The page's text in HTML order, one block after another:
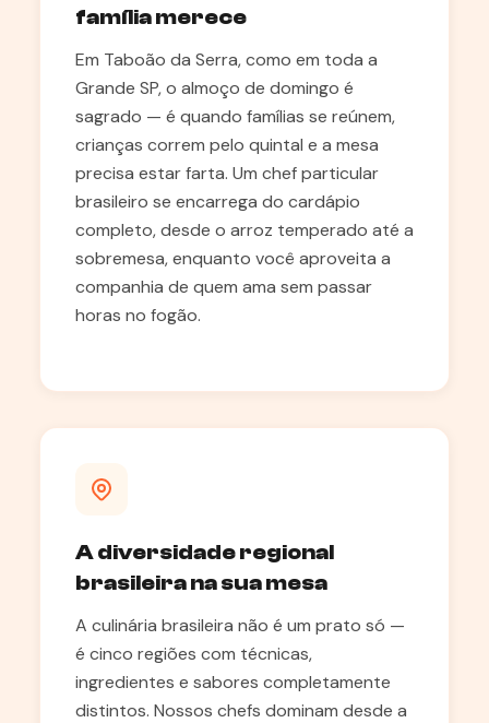
família merece
Em Taboão da Serra, como em toda a
Grande SP, o almoço de domingo é
sagrado — é quando famílias se reúnem,
crianças correm pelo quintal e a mesa
precisa estar farta. Um chef particular
brasileiro se encarrega do cardápio
completo, desde o arroz temperado até a
sobremesa, enquanto você aproveita a
companhia de quem ama sem passar
horas no fogão.
A diversidade regional
brasileira na sua mesa
A culinária brasileira não é um prato só —
é cinco regiões com técnicas,
ingredientes e sabores completamente
distintos. Nossos chefs dominam desde a